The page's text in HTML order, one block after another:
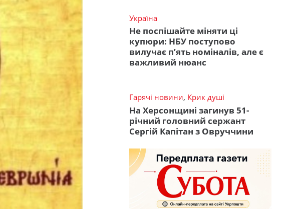
Україна
Не поспішайте міняти ці
купюри: НБУ поступово
вилучає п’ять номіналів, але є
важливий нюанс
Гарячі новини, Крик душі
На Херсонщині загинув 51-
річний головний сержант
Сергій Капітан з Овруччини